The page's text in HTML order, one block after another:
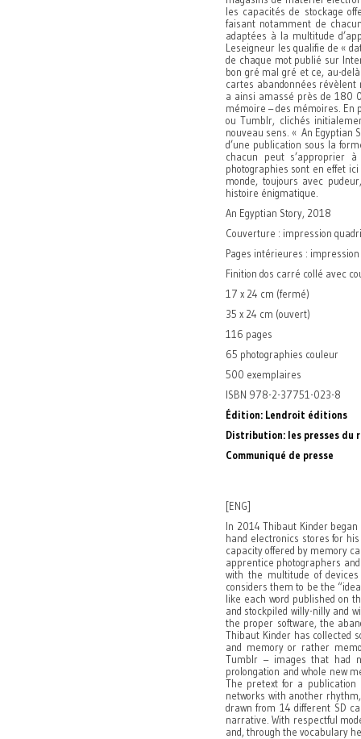
les capacités de stockage
faisant notamment de
adaptées à la multitude
Leseigneur les qualifie de «
de chaque mot publié sur
bon gré mal gré et ce, au-
cartes abandonnées
a ainsi amassé près de 180
mémoire – des mémoires.
ou Tumblr, clichés
nouveau sens. « An Egyptian
d’une publication sous la
chacun peut s’approprier
photographies sont en effet
monde, toujours avec
histoire énigmatique.
An Egyptian Story, 2018
Couverture : impression
Pages intérieures :
Finition dos carré collé avec
17 x 24 cm (fermé)
35 x 24 cm (ouvert)
116 pages
65 photographies couleur
500 exemplaires
ISBN 978-2-37751-023-8
Édition: Lendroit éditions
Distribution: les presses du
Communiqué de presse
[ENG]
In 2014 Thibaut Kinder
hand electronics stores for
capacity offered by memory
apprentice photographers
with the multitude of
considers them to be the
like each word published on
and stockpiled willy-nilly and
the proper software, the
Thibaut Kinder has collected
and memory or rather
Tumblr – images that had
prolongation and whole new
The pretext for a publication
networks with another
drawn from 14 different SD
narrative. With respectful
and, through the vocabulary